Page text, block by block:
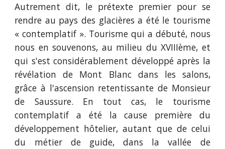
Autrement dit, le prétexte premier pour se
rendre au pays des glacières a été le tourisme
« contemplatif ». Tourisme qui a débuté, nous
nous en souvenons, au milieu du XVIIIème, et
qui s'est considérablement développé après la
révélation de Mont Blanc dans les salons,
grâce à l'ascension retentissante de Monsieur
de Saussure. En tout cas, le tourisme
contemplatif a été la cause première du
développement hôtelier, autant que de celui
du métier de guide, dans la vallée de